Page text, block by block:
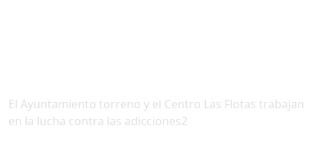
El Ayuntamiento torreno y el Centro Las Flotas trabajan
en la lucha contra las adicciones2